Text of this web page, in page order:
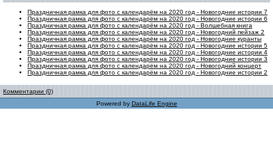
Праздничная рамка для фото с календарём на 2020 год - Новогодние истории 7
Праздничная рамка для фото с календарём на 2020 год - Новогодние истории 6
Праздничная рамка для фото с календарём на 2020 год - Волшебная книга
Праздничная рамка для фото с календарём на 2020 год - Новогодний пейзаж 2
Праздничная рамка для фото с календарём на 2020 год - Новогодние куранты
Праздничная рамка для фото с календарём на 2020 год - Новогодние истории 5
Праздничная рамка для фото с календарём на 2020 год - Новогодние истории 4
Праздничная рамка для фото с календарём на 2020 год - Новогодние истории 3
Праздничная рамка для фото с календарём на 2020 год - Новогодний концерт
Праздничная рамка для фото с календарём на 2020 год - Новогодние истории 2
Комментарии (0)
Powered by DataLife Engine